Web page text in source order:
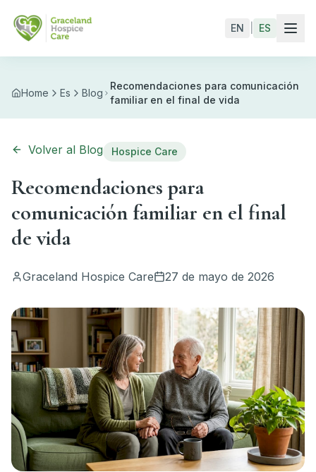
EN ES
Home Es Blog
Recomendaciones para comunicación
familiar en el final de vida
Volver al Blog Hospice Care
Recomendaciones para
comunicación familiar en el final
de vida
Graceland Hospice Care 27 de mayo de 2026